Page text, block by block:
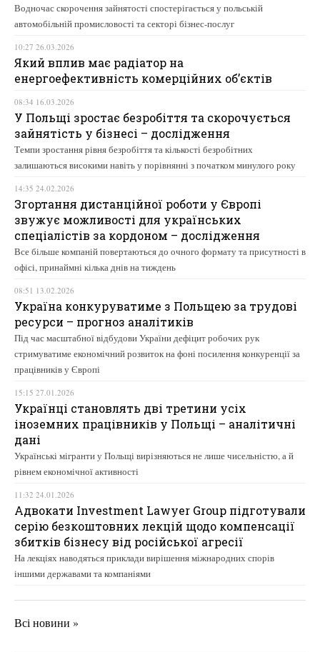
Водночас скорочення зайнятості спостерігається у польській
автомобільній промисловості та секторі бізнес-послуг
10:27 26.03.2026
Який вплив має радіатор на
енергоефективність комерційних об’єктів
08:34 16.03.2026
У Польщі зростає безробіття та скорочується
зайнятість у бізнесі – дослідження
Темпи зростання рівня безробіття та кількості безробітних
залишаються високими навіть у порівнянні з початком минулого року
14:35 24.02.2026
Згортання дистанційної роботи у Європі
звужує можливості для українських
спеціалістів за кордоном – дослідження
Все більше компаній повертаються до очного формату та присутності в
офісі, принаймні кілька днів на тиждень
08:51 13.02.2026
Україна конкуруватиме з Польщею за трудові
ресурси – прогноз аналітиків
Під час масштабної відбудови України дефіцит робочих рук
стримуватиме економічний розвиток на фоні посилення конкуренції за
працівників у Європі
15:15 27.01.2026
Українці становлять дві третини усіх
іноземних працівників у Польщі – аналітичні
дані
Українські мігранти у Польщі вирізняються не лише чисельністю, а й
рівнем економічної активності
11:32 24.01.2026
Адвокати Investment Lawyer Group підготували
серію безкоштовних лекцій щодо компенсації
збитків бізнесу від російської агресії
На лекціях наводяться приклади вирішення міжнародних спорів
іншими державами та компаніями
Всі новини »